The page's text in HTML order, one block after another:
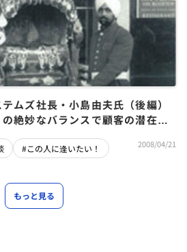
ムズ社長・小島由夫氏（後編）
絶妙なバランスで顧客の潜在欲
#この人に逢いたい！ 2008/04/21
もっと見る